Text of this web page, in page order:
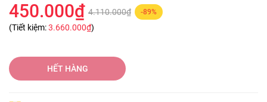
450.000₫ 4.110.000₫ -89%
(Tiết kiệm:3.660.000₫)
HẾT HÀNG